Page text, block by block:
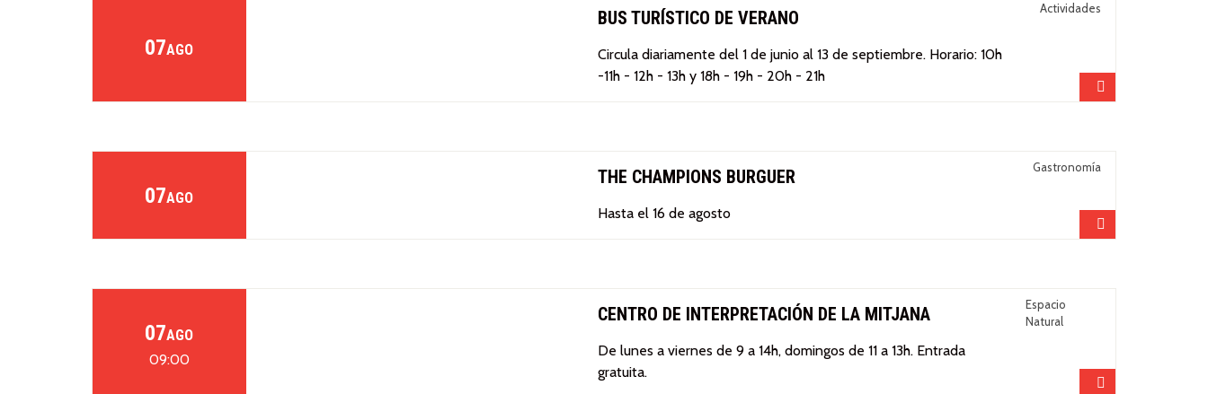
07AGO
BUS TURÍSTICO DE VERANO
Circula diariamente del 1 de junio al 13 de septiembre. Horario: 10h
-11h - 12h - 13h y 18h - 19h - 20h - 21h
Actividades
Compartir
07AGO
THE CHAMPIONS BURGUER
Hasta el 16 de agosto
Gastronomía
Compartir
07AGO
09:00
CENTRO DE INTERPRETACIÓN DE LA MITJANA
De lunes a viernes de 9 a 14h, domingos de 11 a 13h. Entrada
gratuita.
Espacio
Natural